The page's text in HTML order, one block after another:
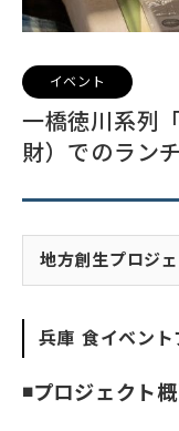
イベント
一橋徳川系列
財）でのラン
地方創生プロジ
兵庫 食イベント
◾️プロジェクト